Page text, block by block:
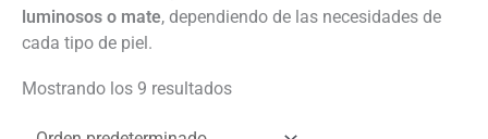
luminosos o mate, dependiendo de las necesidades de
cada tipo de piel.
Mostrando los 9 resultados